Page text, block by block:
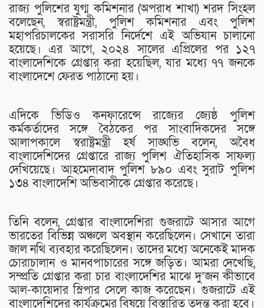
রাজ্য পুলিশের যুগ্ম কমিশনার (অপরাধ শাখা) শরদ সিংহল
বলেছেন, স্বরাষ্ট্রমন্ত্রী, পুলিশ কমিশনার এবং পুলিশ
মহাপরিচালকের সরাসরি নির্দেশে এই অভিযান চালানো
হয়েছে। এর আগে, ২০২৪ সালের এপ্রিলের পর ১২৭
বাংলাদেশিকে গ্রেপ্তার করা হয়েছিল, যার মধ্যে ৭৭ জনকে
বাংলাদেশে ফেরত পাঠানো হয়।
এদিকে ভিডিও কনফারেন্সে রাজ্যের জ্যেষ্ঠ পুলিশ
কর্মকর্তাদের সঙ্গে বৈঠকের পর সাংবাদিকদের সঙ্গে
আলাপকালে স্বরাষ্ট্রমন্ত্রী হর্ষ সাঙ্ঘভি বলেন, অবৈধ
বাংলাদেশিদের গ্রেপ্তারে রাজ্য পুলিশ ঐতিহাসিক সাফল্য
দেখিয়েছে। আহমেদাবাদ পুলিশ ৮৯০ এবং সুরাট পুলিশ
১৩৪ বাংলাদেশি অভিবাসীকে গ্রেপ্তার করেছে।
তিনি বলেন, গ্রেপ্তার বাংলাদেশিরা গুজরাটে আসার আগে
ভারতের বিভিন্ন অঞ্চলে অবস্থান করেছিলেন। সেখানে তারা
জাল নথি ব্যবহার করেছিলেন। তাদের মধ্যে অনেকেই মাদক
চোরাচালান ও মানবপাচারের সঙ্গে জড়িত। আমরা দেখেছি,
সম্প্রতি গ্রেপ্তার করা চার বাংলাদেশির মাঝে দু’জন কীভাবে
আল-কায়েদার স্লিপার সেলে কাজ করেছেন। গুজরাটে এই
বাংলাদেশিদের কার্যক্রমের বিষয়ে বিস্তারিত তদন্ত করা হবে।